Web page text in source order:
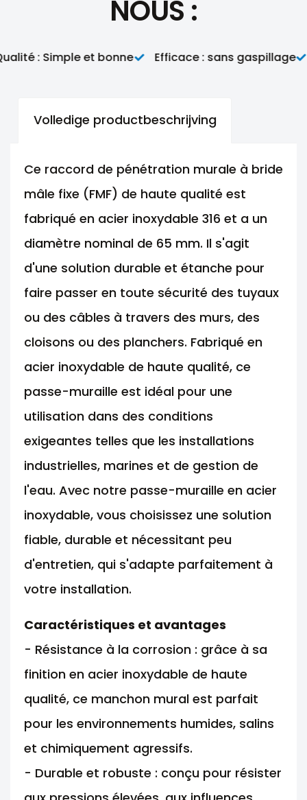
NOUS :
: Simple et bonne Efficace : sans gaspillage
Volledige productbeschrijving
Ce raccord de pénétration murale à bride
mâle fixe (FMF) de haute qualité est
fabriqué en acier inoxydable 316 et a un
diamètre nominal de 65 mm. Il s'agit
d'une solution durable et étanche pour
faire passer en toute sécurité des tuyaux
ou des câbles à travers des murs, des
cloisons ou des planchers. Fabriqué en
acier inoxydable de haute qualité, ce
passe-muraille est idéal pour une
utilisation dans des conditions
exigeantes telles que les installations
industrielles, marines et de gestion de
l'eau. Avec notre passe-muraille en acier
inoxydable, vous choisissez une solution
fiable, durable et nécessitant peu
d'entretien, qui s'adapte parfaitement à
votre installation.
Caractéristiques et avantages
- Résistance à la corrosion : grâce à sa
finition en acier inoxydable de haute
qualité, ce manchon mural est parfait
pour les environnements humides, salins
et chimiquement agressifs.
- Durable et robuste : conçu pour résister